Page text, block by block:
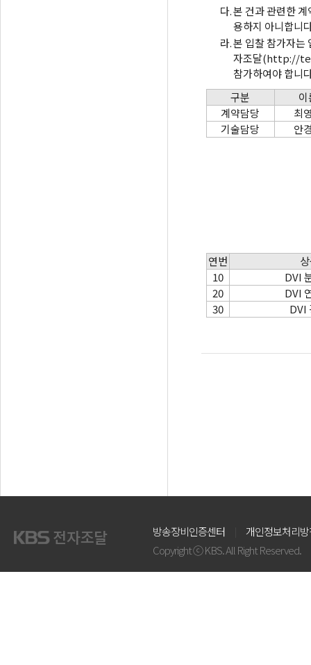
다.본 건과 관련한
용하지 아니합니
라.본 입찰 참가자는
자조달(http://
참가하여야 합니
구분
계약담당
최
기술담당
안
연번
10
DVI
20
DVI
30
DVI
방송장비인증센터
개인정보처리
Copyright ⓒ KBS. All Right Reserved.